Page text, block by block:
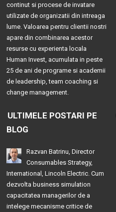
continut si procese de invatare
utilizate de organizatii din intreaga
lume. Valoarea pentru clientii nostri
apare din combinarea acestor
resurse cu experienta locala
Human Invest, acumulata in peste
25 de ani de programe si academii
de leadership, team coaching si
change management.
ULTIMELE POSTARI PE
BLOG
Razvan Batrinu, Director
Consumables Strategy,
International, Lincoln Electric. Cum
dezvolta business simulation
capacitatea managerilor de a
intelege mecanisme critice de